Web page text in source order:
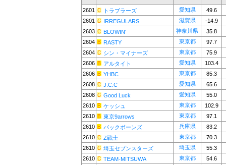
2601 トラブラーズ 愛知県
49.6
2601
IRREGULARS 滋賀県
-14.9
2603
BLOWIN' 神奈川県
35.8
2604
RASTY 東京都
97.7
2604
シン・マイナーズ 東京都
75.9
2606
アルタイト 愛知県
103.4
2606
YHBC 東京都
85.3
2608
J.C.C 愛知県
65.6
2608
Good Luck 愛知県
55.0
2610
ケッシュ 東京都
102.9
2610
東京9arrows 東京都
97.1
2610
バックボーンズ 兵庫県
83.2
2610
Z戦士 東京都
70.3
2610
埼玉セブンスターズ 埼玉県
55.3
2610
TEAM-MITSUWA 東京都
54.6